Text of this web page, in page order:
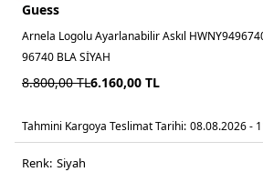
Guess
Arnela Logolu Ayarlanabilir Askıl
96740 BLA SİYAH
8.800,00TL6.160,00 TL
Tahmini Kargoya Teslimat Tarihi: 08.08.2026 -
Renk: si̇yah